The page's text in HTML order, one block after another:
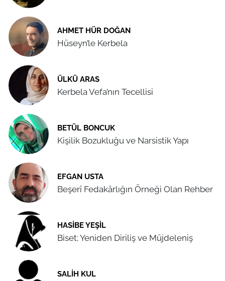
AHMET HÜR DOĞAN
Hüseyn’le Kerbela
ÜLKÜ ARAS
Kerbela Vefa’nın Tecellisi
BETÜL BONCUK
Kişilik Bozukluğu ve Narsistik Yapı
EFGAN USTA
Beşerî Fedakârlığın Örneği Olan Rehber
HASIBE YEŞIL
Biset; Yeniden Diriliş ve Müjdeleniş
SALIH KUL